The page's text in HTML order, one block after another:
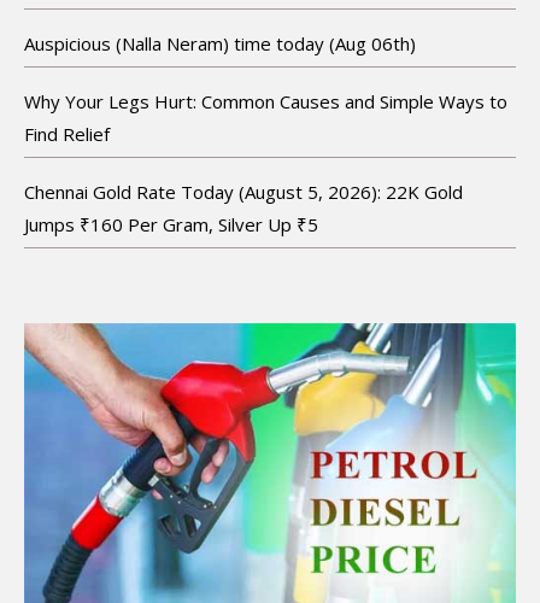
Auspicious (Nalla Neram) time today (Aug 06th)
Why Your Legs Hurt: Common Causes and Simple Ways to
Find Relief
Chennai Gold Rate Today (August 5, 2026): 22K Gold
Jumps ₹160 Per Gram, Silver Up ₹5